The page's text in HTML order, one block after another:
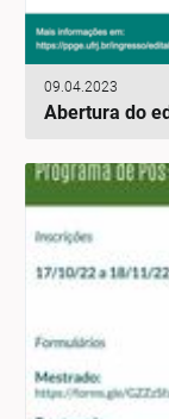
09.04.2023
Abertura do